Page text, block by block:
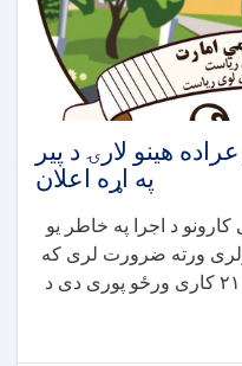
کاسه
برج
پوری
سیخداره
کانکریټی
ویالو
جوړولو
پروژی
اعلان
هینو لارۍ د پیر
په اړه اعلان
د اجرا په خاطر یو
ورته ضرورت لری که
څوک یی د خرڅولو خیال ولری تر ۲۱ کاری ورځو پوری دی د